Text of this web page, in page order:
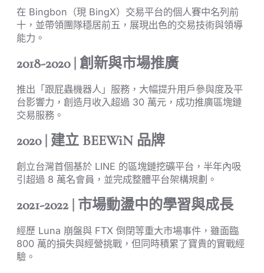
在 Bingbon（現 BingX）交易平台的個人賽中名列前
十，並帶領團隊穩居前五，展現出色的交易技術與領導
能力。
2018-2020 | 創新與市場推廣
推出「跟屁蟲機器人」服務，大幅提升用戶參與度及平
台影響力，創造月收入超過 30 萬元，成功推廣區塊鏈
交易服務。
2020 | 建立 BEEWiN 品牌
創立台灣首個基於 LINE 的區塊鏈挖礦平台，半年內吸
引超過 8 萬名會員，並完成整體平台架構規劃。
2021-2022 | 市場動盪中的學習與成長
經歷 Luna 崩盤與 FTX 倒閉等重大市場事件，雖面臨
800 萬的損失與經營挑戰，但同時積累了寶貴的實戰經
驗。